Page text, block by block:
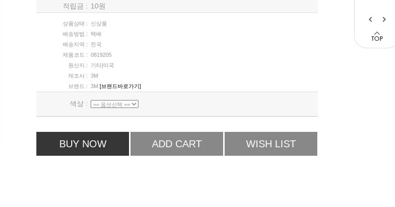
적립금 : 10원
상품상태 :
신상품
배송방법 :
택배
배송지역 :
전국
제품코드 : 0819205
원산지 :
기타|미국
제조사 : 3M
브랜드 : 3M [브랜드바로가기]
색상 :
BUY NOW ADD CART WISH LIST